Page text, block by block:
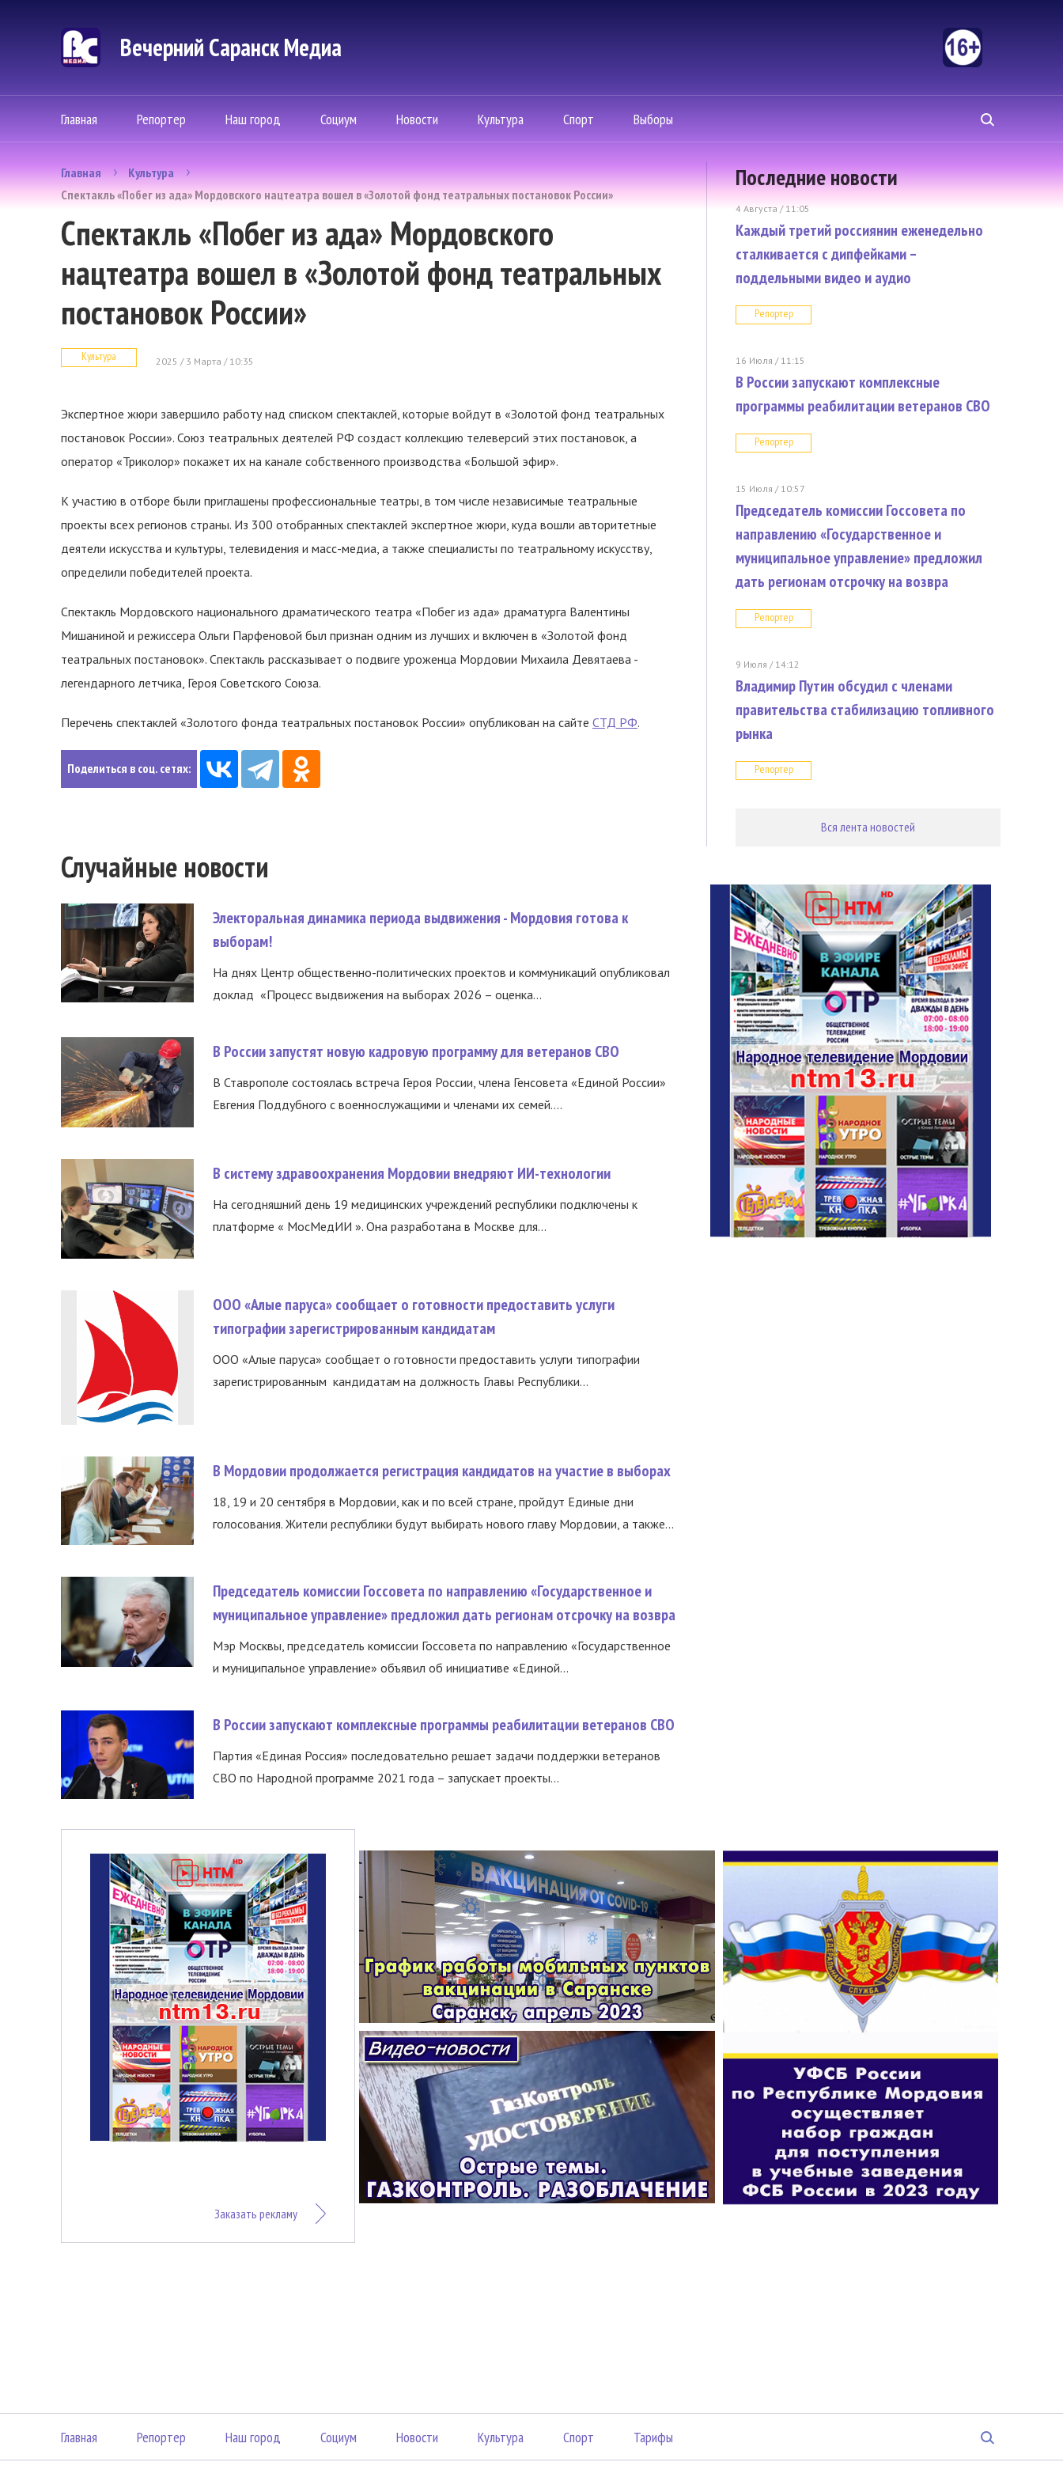
Вечерний Саранск Mедиа
Главная Репортер Наш город Социум Новости Культура Спорт Выборы
Главная
Культура
Спектакль «Побег из ада» Мордовского нацтеатра вошел в «Золотой фонд театральных постановок России»
Спектакль «Побег из ада» Мордовского
нацтеатра вошел в «Золотой фонд театральных
постановок России»
Культура 2025 / 3 Марта / 10:35
Экспертное жюри завершило работу над списком спектаклей, которые войдут в «Золотой фонд театральных
постановок России». Союз театральных деятелей РФ создаст коллекцию телеверсий этих постановок, а
оператор «Триколор» покажет их на канале собственного производства «Большой эфир».
К участию в отборе были приглашены профессиональные театры, в том числе независимые театральные
проекты всех регионов страны. Из 300 отобранных спектаклей экспертное жюри, куда вошли авторитетные
деятели искусства и культуры, телевидения и масс-медиа, а также специалисты по театральному искусству,
определили победителей проекта.
Спектакль Мордовского национального драматического театра «Побег из ада» драматурга Валентины
Мишаниной и режиссера Ольги Парфеновой был признан одним из лучших и включен в «Золотой фонд
театральных постановок». Спектакль рассказывает о подвиге уроженца Мордовии Михаила Девятаева -
легендарного летчика, Героя Советского Союза.
Перечень спектаклей «Золотого фонда театральных постановок России» опубликован на сайте СТД РФ.
Поделиться в соц. сетях:
Случайные новости
Электоральная динамика периода выдвижения - Мордовия готова к
выборам!
На днях Центр общественно-политических проектов и коммуникаций опубликовал
доклад «Процесс выдвижения на выборах 2026 – оценка...
В России запустят новую кадровую программу для ветеранов СВО
В Ставрополе состоялась встреча Героя России, члена Генсовета «Единой России»
Евгения Поддубного с военнослужащими и членами их семей....
В систему здравоохранения Мордовии внедряют ИИ-технологии
На сегодняшний день 19 медицинских учреждений республики подключены к
платформе « МосМедИИ ». Она разработана в Москве для...
ООО «Алые паруса» сообщает о готовности предоставить услуги
типографии зарегистрированным кандидатам
ООО «Алые паруса» сообщает о готовности предоставить услуги типографии
зарегистрированным кандидатам на должность Главы Республики...
В Мордовии продолжается регистрация кандидатов на участие в выборах
18, 19 и 20 сентября в Мордовии, как и по всей стране, пройдут Единые дни
голосования. Жители республики будут выбирать нового главу Мордовии, а также...
Председатель комиссии Госсовета по направлению «Государственное и
муниципальное управление» предложил дать регионам отсрочку на возвра
Мэр Москвы, председатель комиссии Госсовета по направлению «Государственное
и муниципальное управление» объявил об инициативе «Единой...
В России запускают комплексные программы реабилитации ветеранов СВО
Партия «Единая Россия» последовательно решает задачи поддержки ветеранов
СВО по Народной программе 2021 года – запускает проекты...
Последние новости
4 Августа / 11:05
Каждый третий россиянин еженедельно
сталкивается с дипфейками –
поддельными видео и аудио
Репортер
16 Июля / 11:15
В России запускают комплексные
программы реабилитации ветеранов СВО
Репортер
15 Июля / 10:57
Председатель комиссии Госсовета по
направлению «Государственное и
муниципальное управление» предложил
дать регионам отсрочку на возвра
Репортер
9 Июля / 14:12
Владимир Путин обсудил с членами
правительства стабилизацию топливного
рынка
Репортер
Вся лента новостей
Заказать рекламу
Главная Репортер Наш город Социум Новости Культура Спорт Тарифы